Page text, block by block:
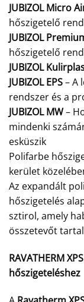
JUBIZOL Micro
hőszigetelő
JUBIZOL
hőszigetelő
JUBIZOL
JUBIZOL EPS– A
rendszer és a
JUBIZOL MW–
mindenki
esküszik
Polifarbe
kerület
Az expandált
hőszigetelés
sztirol, amely
összetevőt
RAVATHERM
hőszigeteléshez